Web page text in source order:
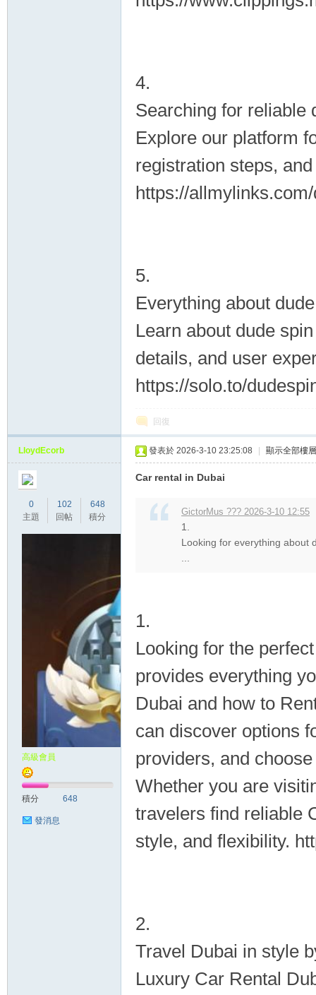
4.
Searching for reliable
Explore our platform
registration steps,
https://
5.
Everything about
Learn about dude
details, and user
https://solo.to/
回復
LloydEcorb
0
主題
102
回帖
648
積分
高級會員
積分 648
發消息
發表於 2026-3-10 23:25:08 顯示全部樓層
Car rental in Dubai
GictorMus ??? 2026-3-10 12:55
1.
Looking for everything about
1.
Looking for the
provides everything
Dubai and how to
can discover options
providers, and
Whether you are
travelers find reliable
style, and flexibility.
2.
Travel Dubai in style
Luxury Car Rental